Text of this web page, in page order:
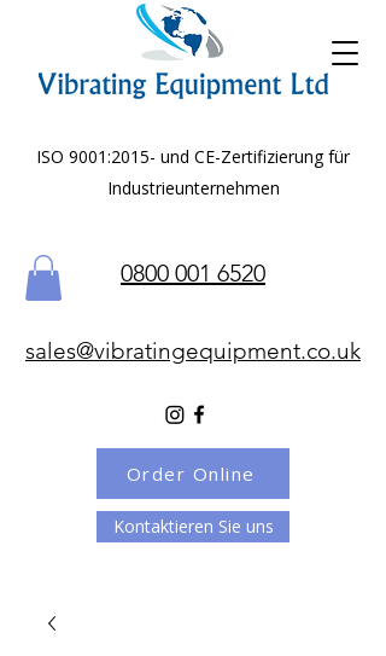
ISO 9001:2015- und CE-Zertifizierung für
Industrieunternehmen
0800 001 6520
sales@vibratingequipment.co.uk
Kontaktieren Sie uns
Order Online